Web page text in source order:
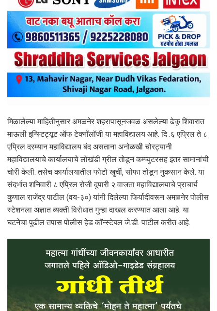
मिळालेल्या माहितीनुसार अमळनेर शहरापासूनजवळ असलेल्या ढेकू शिवारात
माऊली इन्स्टिट्यूट ऑफ टेक्नॉलॉजी या महाविद्यालय आहे. दि .६ एप्रिल ते ८
एप्रिल दरम्यान महाविद्यालय बंद असताना अनोळखी चोरट्यानी
महाविद्यालयाचे कार्यालयाचे लोखंडी ग्रील तोडून कम्प्युटरसह इतर सामानांची
चोरी केली. तसेच कार्यालयातील फोटो खुर्ची, सोफा तोडून नुकसान केले. या
संदर्भात शनिवारी ८ एप्रिल रोजी दुपारी २ वाजता महाविद्यालयाचे प्राचार्य
कुणाल राजेंद्र पाटील (वय-३०) यांनी दिलेल्या फिर्यादीवरून अमळनेर पोलीस
स्टेशनला अज्ञात व्यक्ती विरोधात गुन्हा दाखल करण्यात आला आहे. या
घटनेचा पुढील तपास पोलीस हेड कॉन्स्टेबल जे.डी. पाटील करीत आहे.